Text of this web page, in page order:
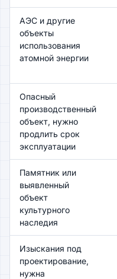
АЭС и другие
объекты
использования
атомной энергии
Опасный
производственный
объект, нужно
продлить срок
эксплуатации
Памятник или
выявленный
объект
культурного
наследия
Изыскания под
проектирование,
нужна